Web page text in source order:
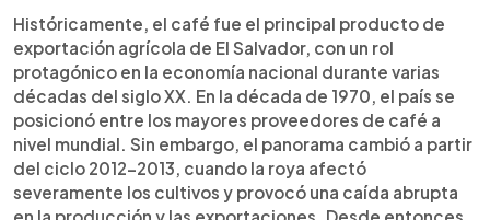
internacionales favorecieron al sector, con un
promedio de $295.3 por quintal. Este repunte
marca un giro en la dinámica agroexportadora,
tras años de predominio del azúcar desde la crisis
cafetalera de 2012-2013.
Históricamente, el café fue el principal producto de
exportación agrícola de El Salvador, con un rol
protagónico en la economía nacional durante varias
décadas del siglo XX. En la década de 1970, el país se
posicionó entre los mayores proveedores de café a
nivel mundial. Sin embargo, el panorama cambió a partir
del ciclo 2012-2013, cuando la roya afectó
severamente los cultivos y provocó una caída abrupta